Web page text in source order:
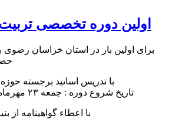
اولین دوره تخصصی
برای اولین بار در استان خراسان رضوی
با تدریس اساتید برجسته
با اعطاء گواهینامه